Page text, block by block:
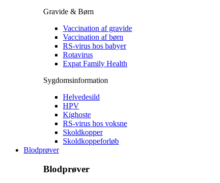
Gravide & Børn
Vaccination af gravide
Vaccination af børn
RS-virus hos babyer
Rotavirus
Expat Family Health
Sygdomsinformation
Helvedesild
HPV
Kighoste
RS-virus hos voksne
Skoldkopper
Skoldkoppeforløb
Blodprøver
Blodprøver